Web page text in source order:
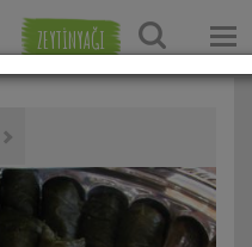
ZEYTİNYAĞI